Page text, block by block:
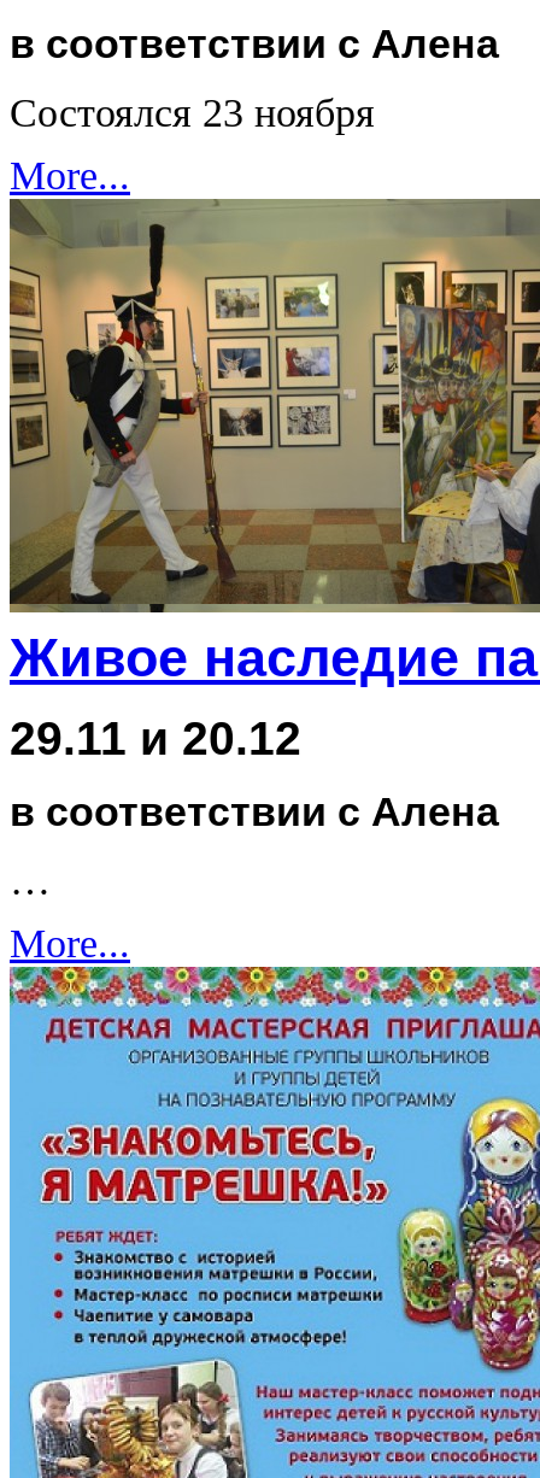
в соответствии с Алена
Состоялся 23 ноября
More...
Живое наследие
29.11 и 20.12
в соответствии с Алена
…
More...